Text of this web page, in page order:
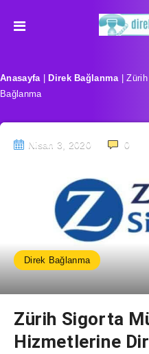
Anasayfa| Direk Bağlanma|
Bağlanma
Nisan 3, 2020 0
Direk Bağlanma
Zürih Sigorta
Hizmetlerine